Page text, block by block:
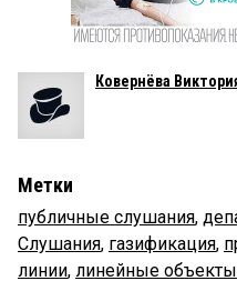
Ковернёва
Метки
публичные слушания,
Слушания, газификация,
линии, линейные объекты